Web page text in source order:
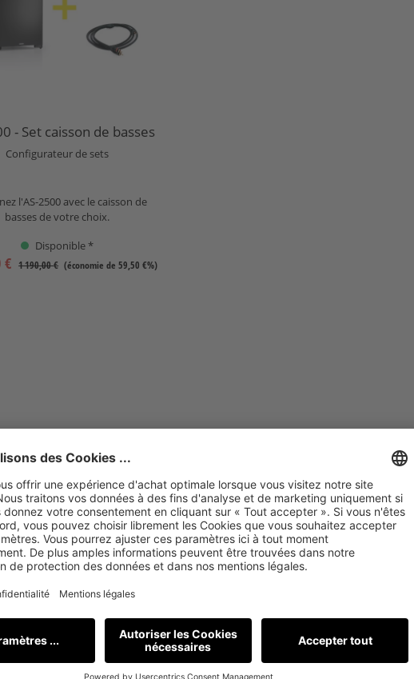
- Set caisson de basses
Configurateur de sets
l'AS-2500 avec le caisson de
basses de votre choix.
Disponible *
€ 1 190,00 € (économie de 59,50 €%)